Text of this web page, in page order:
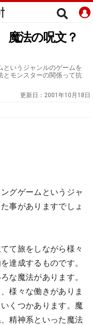
魔法の呪文？
というジャンルのゲームを
とモンスターの関係って抗
更新日： 2001年10月18日
グゲームというジャ
事がありますでしょ
て旅をしながら様々
達成するものです。
な魔法があります。
様々な働きがありま
くつかあります。魔
精神系といった魔法